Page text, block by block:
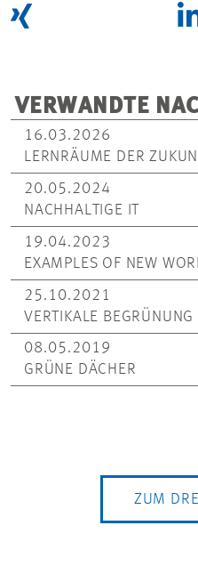
VERWANDTE
16.03.2026
LERNRÄUME DER
20.05.2024
NACHHALTIGE IT
19.04.2023
EXAMPLES OF NEW
25.10.2021
VERTIKALE BEGRÜNUNG
08.05.2019
GRÜNE DÄCHER
ZUM